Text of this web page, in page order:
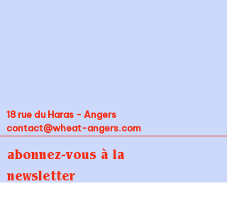
abonnez-vous à la
newsletter
18 rue du Haras - Angers
contact@wheat-angers.com